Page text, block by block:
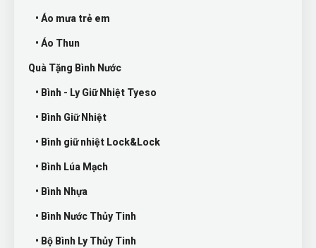
• Áo mưa trẻ em
• Áo Thun
Quà Tặng Bình Nước
• Bình - Ly Giữ Nhiệt Tyeso
• Bình Giữ Nhiệt
• Bình giữ nhiệt Lock&Lock
• Bình Lúa Mạch
• Bình Nhựa
• Bình Nước Thủy Tinh
• Bộ Bình Ly Thủy Tinh